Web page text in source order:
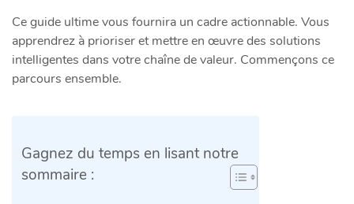
Ce guide ultime vous fournira un cadre actionnable. Vous
apprendrez à prioriser et mettre en œuvre des solutions
intelligentes dans votre chaîne de valeur. Commençons ce
parcours ensemble.
Gagnez du temps en lisant notre
sommaire :